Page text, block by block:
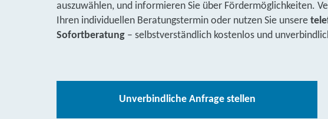
auszuwählen, und informieren Sie über Fördermöglichkeiten.
Ihren individuellen Beratungstermin oder nutzen Sie unsere
Sofortberatung – selbstverständlich kostenlos und
Unverbindliche Anfrage stellen